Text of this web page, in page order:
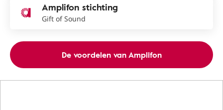
Amplifon stichting
Gift of Sound
De voordelen van Amplifon